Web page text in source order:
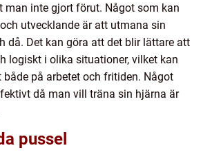
man inte gjort förut. Något som kan
utvecklande är att utmana sin
då. Det kan göra att det blir lättare att
logiskt i olika situationer, vilket kan
på arbetet och fritiden. Något
då man vill träna sin hjärna är
pussel